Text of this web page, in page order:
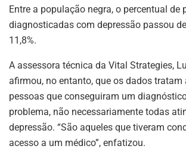
Entre a população negra, o percentual de
diagnosticadas com depressão passou
11,8%.
A assessora técnica da Vital Strategies,
afirmou, no entanto, que os dados tratam
pessoas que conseguiram um
problema, não necessariamente todas
depressão. “São aqueles que tiveram
acesso a um médico”, enfatizou.